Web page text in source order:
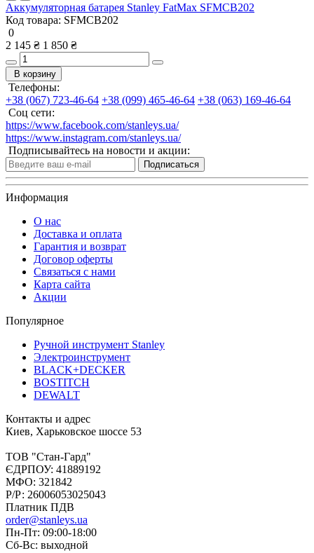
Аккумуляторная батарея Stanley FatMax SFMCB202
Код товара: SFMCB202
0
2 145 ₴ 1 850 ₴
В корзину
Телефоны:
+38 (067) 723-46-64 +38 (099) 465-46-64 +38 (063) 169-46-64
Соц сети:
https://www.facebook.com/stanleys.ua/
https://www.instagram.com/stanleys.ua/
Подписывайтесь на новости и акции:
Подписаться
Информация
О нас
Доставка и оплата
Гарантия и возврат
Договор оферты
Связаться с нами
Карта сайта
Акции
Популярное
Ручной инструмент Stanley
Электроинструмент
BLACK+DECKER
BOSTITCH
DEWALT
Контакты и адрес
Киев, Харьковское шоссе 53
ТОВ "Стан-Гард"
ЄДРПОУ: 41889192
МФО: 321842
Р/Р: 26006053025043
Платник ПДВ
order@stanleys.ua
Пн-Пт: 09:00-18:00
Сб-Вс: выходной